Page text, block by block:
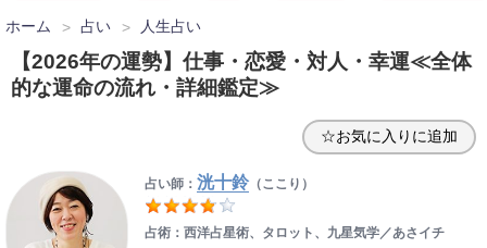
ホーム 占い 人生占い
【2026年の運勢】仕事・恋愛・対人・幸運≪全体
的な運命の流れ・詳細鑑定≫
☆お気に入りに追加
占い師： 洸十鈴（ここり）
占術：西洋占星術、タロット、九星気学／あさイチ